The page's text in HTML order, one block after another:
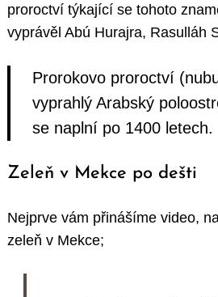
proroctví týkající se tohoto
vyprávěl Abú Hurajra, Rasulláh
Prorokovo proroctví
vyprahlý Arabský
se naplní po 1400 letech.
Zeleň v Mekce po dešti
Nejprve vám přinášíme video,
zeleň v Mekce;